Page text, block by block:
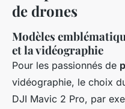
de drones
Modèles
et la vidéographie
Pour les passionnés de
vidéographie, le choix
DJI Mavic 2 Pro, par